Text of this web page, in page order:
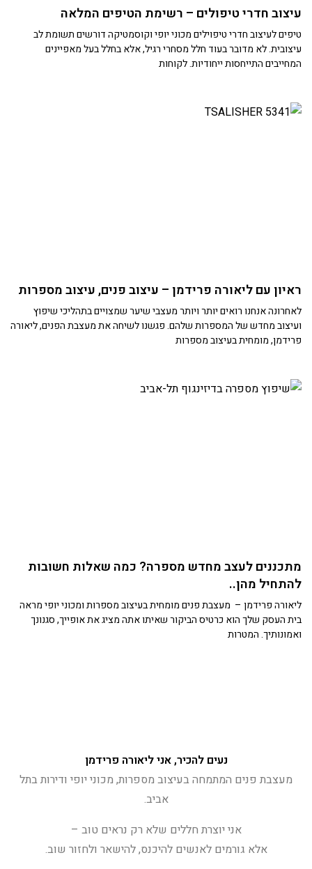
עיצוב חדרי טיפולים – רשימת הטיפים המלאה
טיפים לעיצוב חדרי טיפוילים מכוני יופי וקוסמטיקה דורשים תשומת לב
עיצובית. לא מדובר בעוד חלל מסחרי רגיל, אלא בחלל בעל מאפיינים
המחייבים התייחסות ייחודיות. לקוחות
ראיון עם ליאורה פרידמן – עיצוב פנים, עיצוב מספרות
לאחרונה אנחנו רואים יותר ויותר מעצבי שיער שמצויים בתהליכי שיפוץ
ועיצוב מחדש של המספרות שלהם. פגשנו לשיחה את מעצבת הפנים, ליאורה
פרידמן, מומחית בעיצוב מספרות
מתכננים לעצב מחדש מספרה? כמה שאלות חשובות
להתחיל מהן..
ליאורה פרידמן – מעצבת פנים מומחית בעיצוב מספרות ומכוני יופי מראה
בית העסק שלך הוא כרטיס הביקור שאיתו אתה מציג את אופייך, סגנונך
ואמונותיך. המטרות
נעים להכיר, אני ליאורה פרידמן
מעצבת פנים המתמחה בעיצוב מספרות, מכוני יופי ודירות בתל
אביב.
אני יוצרת חללים שלא רק נראים טוב –
אלא גורמים לאנשים להיכנס, להישאר ולחזור שוב.